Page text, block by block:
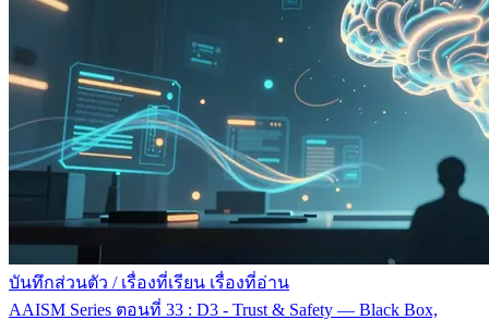
บันทึกส่วนตัว / เรื่องที่เรียน เรื่องที่อ่าน
AAISM Series ตอนที่ 33 : D3 - Trust & Safety — Black Box,